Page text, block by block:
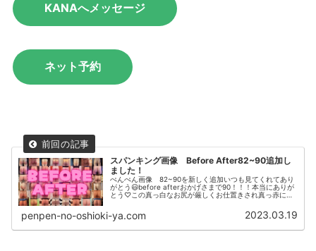
KANAへメッセージ
ネット予約
スパンキング画像 Before After82~90追加し
ました！
ぺんぺん画像 82~90を新しく追加いつも見てくれてあり
がとう😃before afterおかげさまで90！！！本当にありが
とう♡この真っ白なお尻が厳しくお仕置きされ真っ赤にな
penpen-no-oshioki-ya.com 2023.03.19